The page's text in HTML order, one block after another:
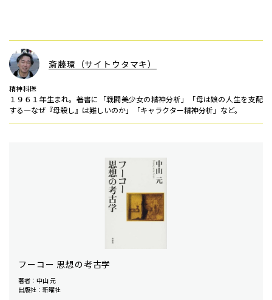
斎藤環（サイトウタマキ）
精神科医
１９６１年生まれ。著書に「戦闘美少女の精神分析」「母は娘の人生を支配
する―なぜ『母殺し』は難しいのか」「キャラクター精神分析」など。
フーコー 思想の考古学
著者：中山 元
出版社：新曜社